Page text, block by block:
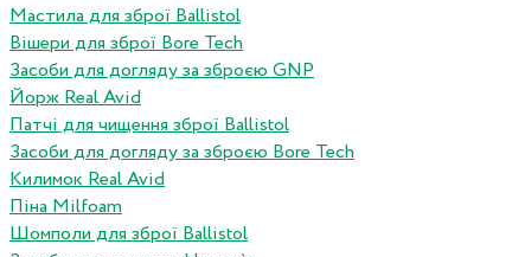
Мастила для зброї Ballistol
Вішери для зброї Bore Tech
Засоби для догляду за зброєю GNP
Йорж Real Avid
Патчі для чищення зброї Ballistol
Засоби для догляду за зброєю Bore Tech
Килимок Real Avid
Піна Milfoam
Шомполи для зброї Ballistol